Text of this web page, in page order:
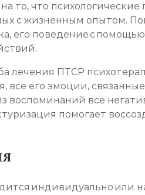
то, что
с жизненным опытом.
его поведение с
лечения ПТСР
все его эмоции,
воспоминаний все
помогает
индивидуально или